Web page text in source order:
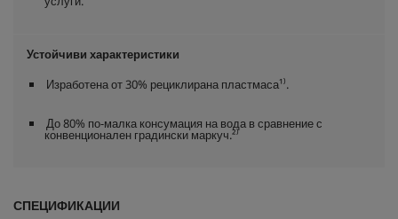
Устойчиви характеристики
Изработена от 30% рециклирана пластмаса¹⁾.
До 80% по-малка консумация на вода в сравнение с
конвенционален градински маркуч.²⁾
СПЕЦИФИКАЦИИ